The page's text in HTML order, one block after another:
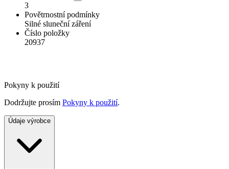
3
Povětrnostní podmínky
Silné sluneční záření
Číslo položky
20937
Pokyny k použití
Dodržujte prosím Pokyny k použití.
Údaje výrobce